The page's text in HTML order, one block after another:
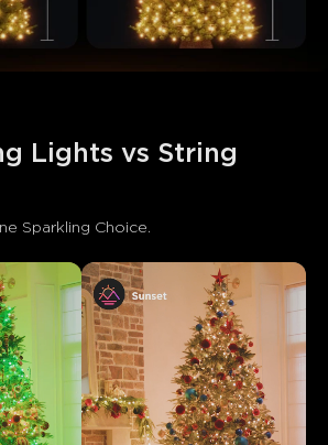
Lights vs String
Sparkling Choice.